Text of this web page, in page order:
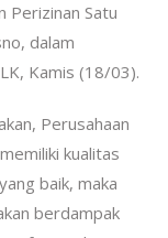
Perizinan Satu
dalam
Kamis (18/03).
Perusahaan
kualitas
baik, maka
berdampak